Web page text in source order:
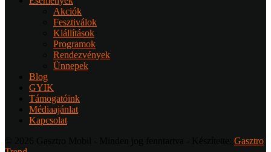
Akciók
Fesztiválok
Kiállítások
Programok
Rendezvények
Ünnepek
Blog
GYIK
Támogatóink
Médiaajánlat
Kapcsolat
Gasztro